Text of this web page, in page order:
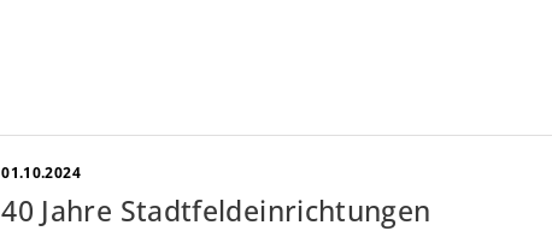
01.10.2024
40 Jahre Stadtfeldeinrichtungen